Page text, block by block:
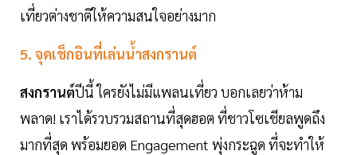
เที่ยวต่างชาติให้ความสนใจอย่างมาก
5. จุดเช็กอินที่เล่นน้ำสงกรานต์
สงกรานต์ปีนี้ ใครยังไม่มีแพลนเที่ยว บอกเลยว่าห้าม
พลาด! เราได้รวบรวมสถานที่สุดฮอต ที่ชาวโซเชียลพูดถึง
มากที่สุด พร้อมยอด Engagement พุ่งกระฉูด ที่จะทำให้